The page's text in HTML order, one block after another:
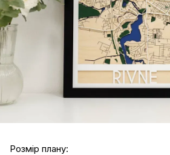
Розмір плану: